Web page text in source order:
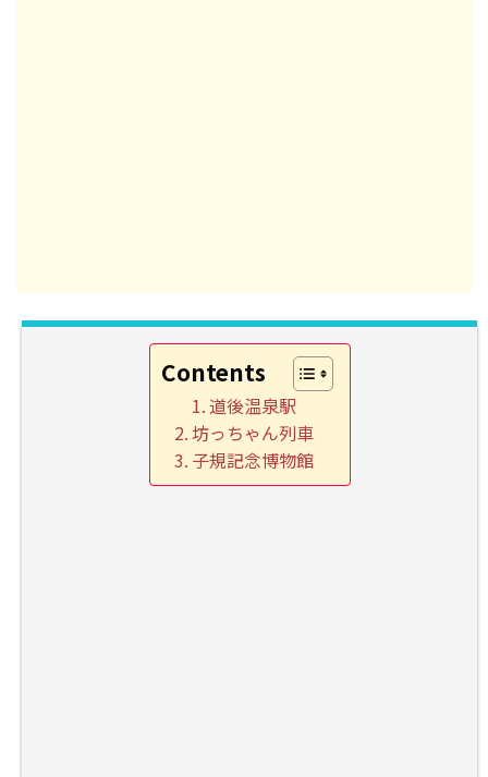
Contents
道後温泉駅
坊っちゃん列車
子規記念博物館